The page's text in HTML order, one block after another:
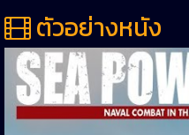
ตัวอย่างหนัง